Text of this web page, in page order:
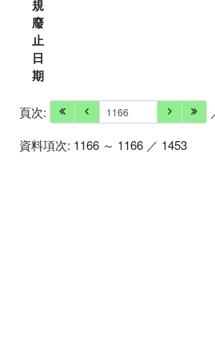
規
廢
止
日
期
頁次:
資料項次: 1166 ～ 1166 ／ 1453